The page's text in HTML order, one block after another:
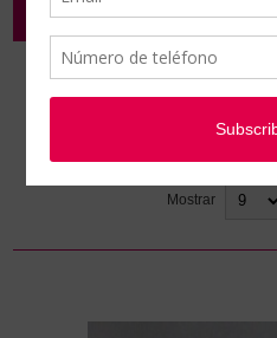
ARTÍCULOS DE LA
Inicio / Terápias alternativas /
Mostrar